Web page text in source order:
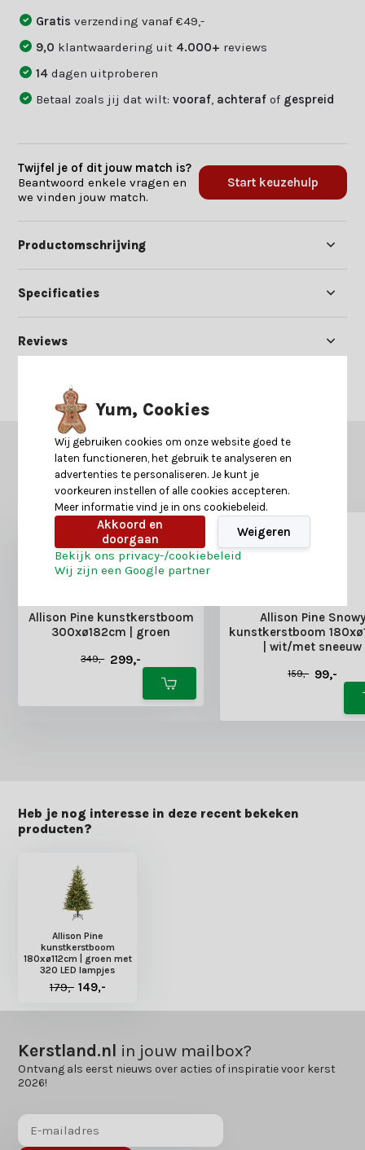
Gratisverzending vanaf €49,-
9,0 klantwaardering uit 4.000+ reviews
14dagen uitproberen
Betaal zoals jij dat wilt:vooraf achteraf of gespreid
Twijfel je of dit jouw match is?
Beantwoord enkele vragen en
we vinden jouw match.
Start keuzehulp
Productomschrijving
Specificaties
Reviews
GERELATEERDE PRODUCTEN
Misschien is dit ook iets voor je?
Allison Pine kunstkerstboom
300xø182cm | groen
349,- 299,-
Allison Pine Snowy
kunstkerstboom
| wit/met sneeuw
159,- 99,-
Heb je nog interesse in deze recent bekeken
producten?
Allison Pine
kunstkerstboom
180xø112cm | groen met
320 LED lampjes
179,- 149,-
Kerstland.nl in jouw mailbox?
Ontvang als eerst nieuws over acties of inspiratie voor kerst
2026!
Yum, Cookies
Wij gebruiken cookies om onze website goed te
laten functioneren, het gebruik te analyseren en
advertenties te personaliseren. Je kunt je
voorkeuren instellen of alle cookies accepteren.
Meer informatie vind je in ons cookiebeleid.
Akkoord en
doorgaan
Weigeren
Bekijk ons privacy-/cookiebeleid
Wij zijn een Google partner